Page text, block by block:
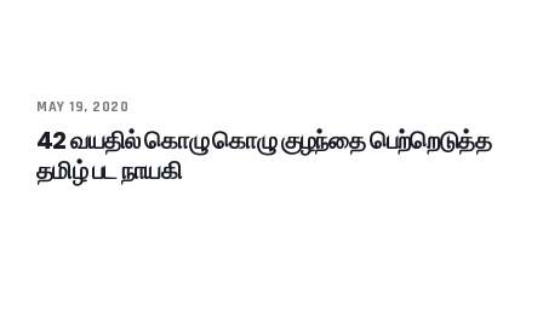
MAY 19, 2020
42 வயதில் கொழு கொழு குழந்தை பெற்றெடுத்த
தமிழ் பட நாயகி